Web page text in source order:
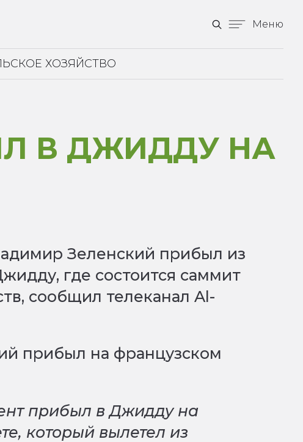
Меню
ХОЗЯЙСТВО
В ДЖИДДУ НА
Зеленский прибыл из
где состоится саммит
сообщил телеканал Al-
прибыл на французском
прибыл в Джидду на
который вылетел из